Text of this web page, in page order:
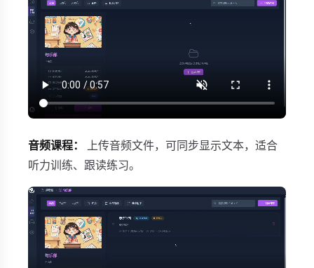
音频课程：
上传音频文件，可同步显示文本，适合
听力训练、跟读练习。